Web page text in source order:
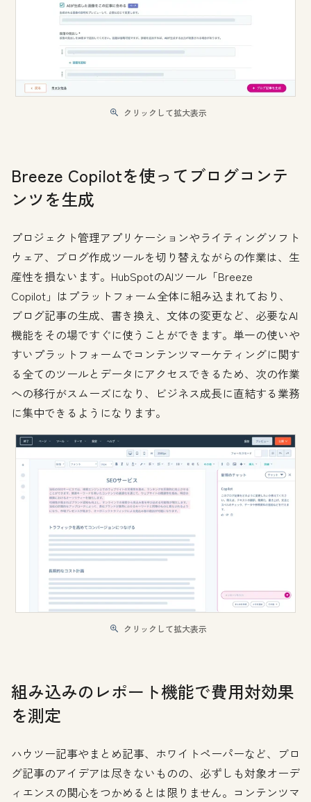
クリックして拡大表示
Breeze Copilotを使ってブログコンテ
ンツを生成
プロジェクト管理アプリケーションやライティングソフト
ウェア、ブログ作成ツールを切り替えながらの作業は、生
産性を損ないます。HubSpotのAIツール「Breeze
Copilot」はプラットフォーム全体に組み込まれており、
ブログ記事の生成、書き換え、文体の変更など、必要なAI
機能をその場ですぐに使うことができます。単一の使いや
すいプラットフォームでコンテンツマーケティングに関す
る全てのツールとデータにアクセスできるため、次の作業
への移行がスムーズになり、ビジネス成長に直結する業務
に集中できるようになります。
クリックして拡大表示
組み込みのレポート機能で費用対効果
を測定
ハウツー記事やまとめ記事、ホワイトペーパーなど、ブロ
グ記事のアイデアは尽きないものの、必ずしも対象オーデ
ィエンスの関心をつかめるとは限りません。コンテンツマ